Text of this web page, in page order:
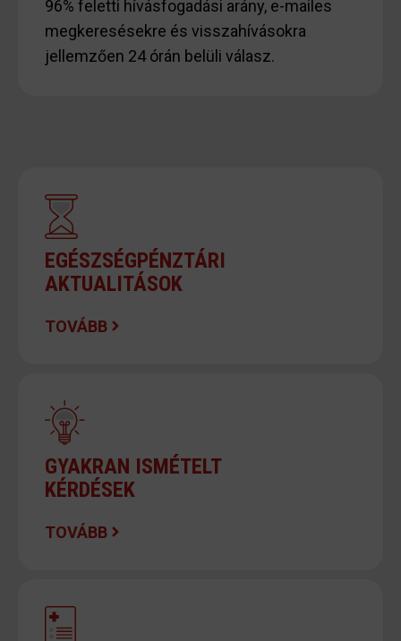
96% feletti hívásfogadási arány, e-mailes
megkeresésekre és visszahívásokra
jellemzően 24 órán belüli válasz.
EGÉSZSÉGPÉNZTÁRI
AKTUALITÁSOK
TOVÁBB
GYAKRAN ISMÉTELT
KÉRDÉSEK
TOVÁBB